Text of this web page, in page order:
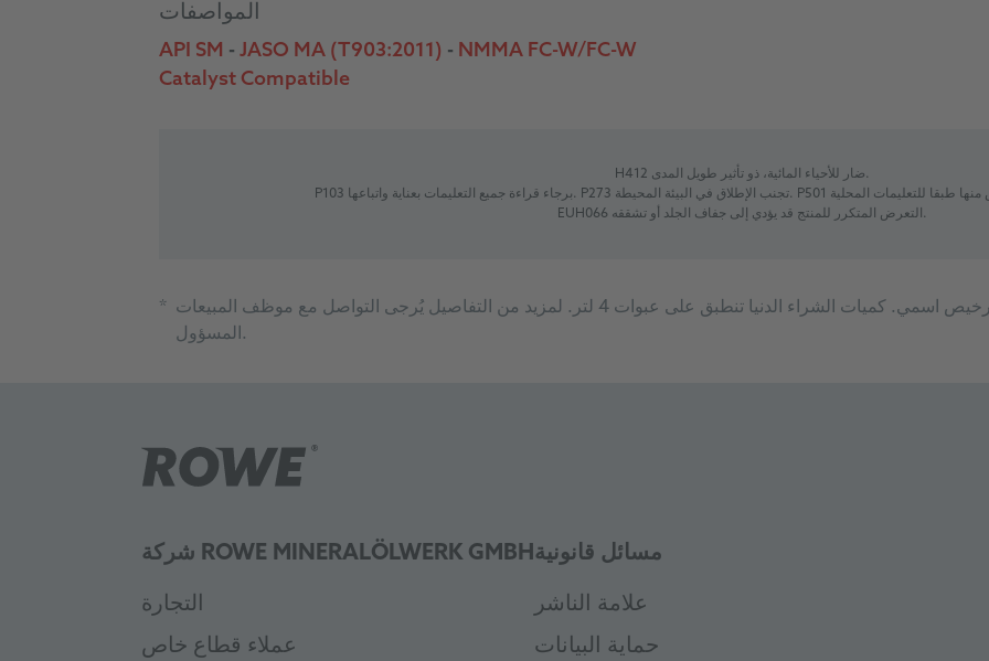
المواصفات
API SM - JASO MA (T903:2011) - NMMA FC-W/FC-W
Catalyst Compatible
H412 ضار للأحياء المائية، ذو تأثير طويل المدى.
EUH066 التعرض المتكرر للمنتج قد يؤدي إلى جفاف الجلد أو تشققه.
* قد تتباين الصور التوضيحية/الملصقات يوجد ترخيص اسمي. كميات الشراء الدنيا تنطبق على عبوات 4 لتر. لمزيد من التفاصيل يُرجى التواصل مع موظف المبيعات
المسؤول.
شركة ROWE MINERALÖLWERK GMBH
التجارة
عملاء قطاع خاص
مسائل قانونية
علامة الناشر
حماية البيانات